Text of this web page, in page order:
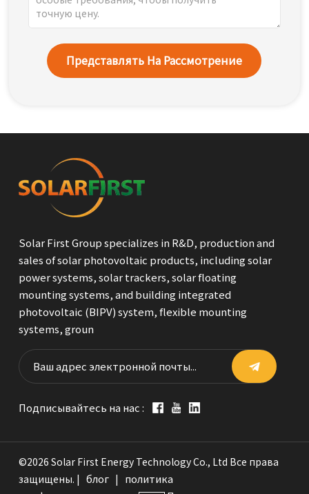
Представлять На Рассмотрение
Solar First Group specializes in R&D, production and
sales of solar photovoltaic products, including solar
power systems, solar trackers, solar floating
mounting systems, and building integrated
photovoltaic (BIPV) system, flexible mounting
systems, groun
Подписывайтесь на нас :
©2026 Solar First Energy Technology Co., Ltd Все права
защищены. |
блог
политика